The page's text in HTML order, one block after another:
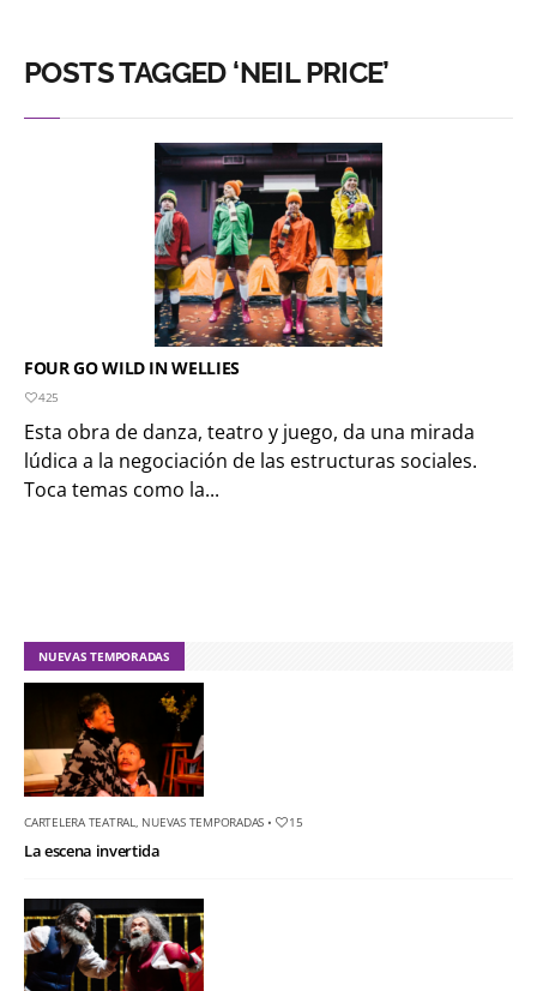
POSTS TAGGED ‘NEIL PRICE’
FOUR GO WILD IN WELLIES
425
Esta obra de danza, teatro y juego, da una mirada
lúdica a la negociación de las estructuras sociales.
Toca temas como la...
NUEVAS TEMPORADAS
CARTELERA TEATRAL NUEVAS TEMPORADAS • 15
La escena invertida